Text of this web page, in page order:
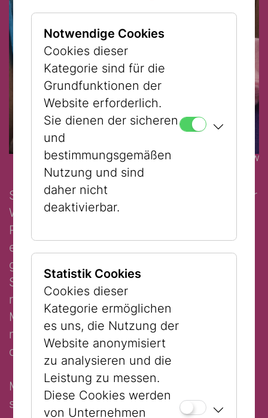
© JMW
Schon im allerersten jüdischen Museum der
Welt wusste man, dass Rasten und
Ruhegeben wirklich wichtig ist. Dort gab es
einen eigenen Raum, der Gute Stubee
genannt wurde und den jüdischen Ruhetag
Schabbat zum Thema hatte. Diesen Raum
richten junge Designer:innen mit tollen
Materialien und noch tolleren Ideen ganz
neu ein. Inspiration liefert das Museum und
die Fantasie. Achtung fertig, Ausruhen, los!
MITZUBRINGEN: Bequeme Kleidung, die
schmutzig werden kann, Jause
Notwendige Cookies
Cookies dieser
Kategorie sind für die
Grundfunktionen der
Website erforderlich.
Sie dienen der sicheren
und
bestimmungsgemäßen
Nutzung und sind
daher nicht
deaktivierbar.
Statistik Cookies
Cookies dieser
Kategorie ermöglichen
es uns, die Nutzung der
Website anonymisiert
zu analysieren und die
Leistung zu messen.
Diese Cookies werden
von Unternehmen